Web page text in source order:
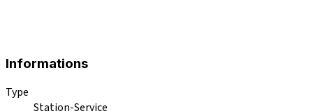
Informations
Type
Station-Service